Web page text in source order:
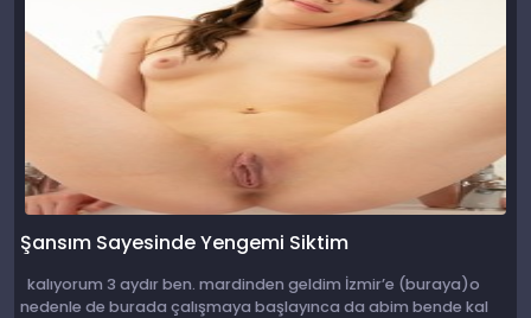
Şansım Sayesinde Yengemi Siktim
kalıyorum 3 aydır ben. mardinden geldim İzmir’e (buraya)o
nedenle de burada çalışmaya başlayınca da abim bende kal